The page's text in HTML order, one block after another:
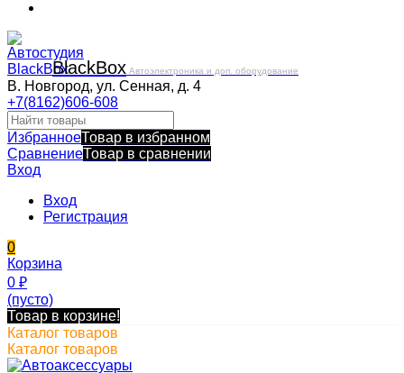
BlackBox Автоэлектроника и доп. оборудование
В. Новгород, ул. Сенная, д. 4
+7(8162)606-608
ИзбранноеТовар в избранном
СравнениеТовар в сравнении
Вход
Вход
Регистрация
0
Корзина
0 ₽
(пусто)
Товар в корзине!
Каталог товаров
Каталог товаров